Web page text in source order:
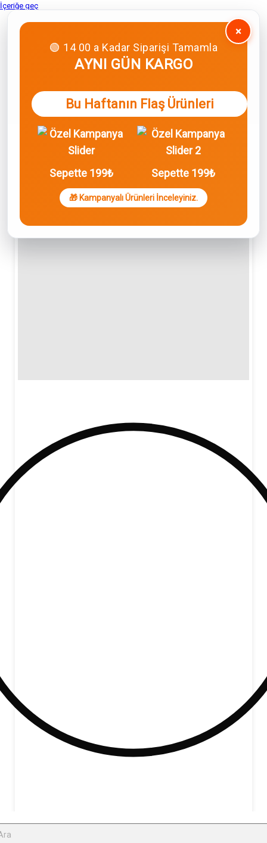
İçeriğe geç
×
🟢 14 00 a Kadar Siparişi Tamamla
AYNI GÜN KARGO
Bu Haftanın Flaş Ürünleri
Sepette 199₺ Sepette 199₺
🎁 Kampanyalı Ürünleri İnceleyiniz.